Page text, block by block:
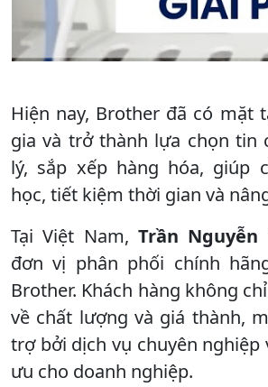
Hiện nay, Brother đã có mặt
gia và trở thành lựa chọn tin
lý, sắp xếp hàng hóa, giúp
học, tiết kiệm thời gian và
Tại Việt Nam, Trần Nguyễn
đơn vị phân phối chính
Brother. Khách hàng không
về chất lượng và giá thành,
trợ bởi dịch vụ chuyên nghiệp
ưu cho doanh nghiệp.